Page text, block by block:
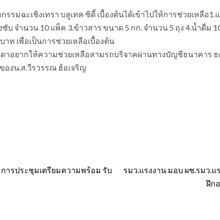
รมฉะเชิงเทรา บลูเทค ซิตี้ เบื้องต้นได้เข้าไปให้การช่วยเหลือ1.
บ จำนวน 10 แพ็ค 3.ข้าวสาร ขนาด 5 กก. จำนวน 5 ถุง 4.น้ำดื่ม
ท เพื่อเป็นการช่วยเหลือเบื้องต้น
าอยากให้ความช่วยเหลือสามรถบริจาคผ่านทางบัญชีธนาคาร ธ
องน.ส.วีรวรรณ ฮ้อเจริญ
ารประชุมเตรียมความพร้อม รับ
รมว.แรงงาน มอบ ผช.รมว.
ฝึก